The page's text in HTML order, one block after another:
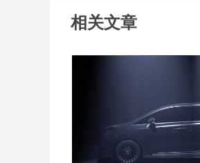
相关文章